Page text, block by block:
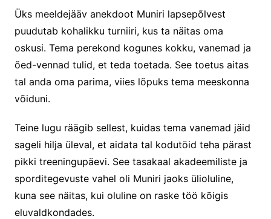
Üks meeldejääv anekdoot Muniri lapsepõlvest
puudutab kohalikku turniiri, kus ta näitas oma
oskusi. Tema perekond kogunes kokku, vanemad ja
õed-vennad tulid, et teda toetada. See toetus aitas
tal anda oma parima, viies lõpuks tema meeskonna
võiduni.
Teine lugu räägib sellest, kuidas tema vanemad jäid
sageli hilja üleval, et aidata tal kodutöid teha pärast
pikki treeningupäevi. See tasakaal akadeemiliste ja
sporditegevuste vahel oli Muniri jaoks ülioluline,
kuna see näitas, kui oluline on raske töö kõigis
eluvaldkondades.